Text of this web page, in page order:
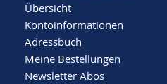
Übersicht
Kontoinformationen
Adressbuch
Meine Bestellungen
Newsletter Abos